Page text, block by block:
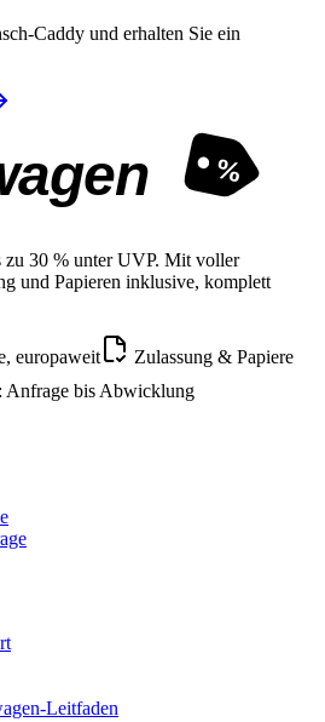
Caddy und erhalten Sie ein
%
zu 30 % unter UVP. Mit voller
und Papieren inklusive, komplett
europaweit
Zulassung & Papiere
Anfrage bis Abwicklung
Leitfaden